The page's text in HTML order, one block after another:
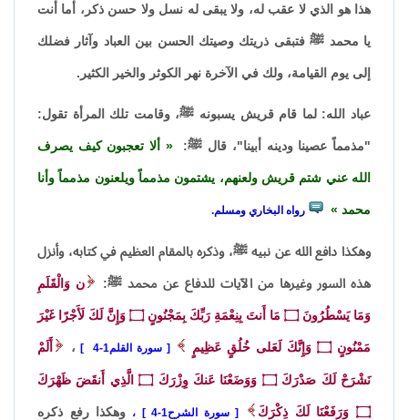
هذا هو الذي لا عقب له، ولا يبقى له نسل ولا حسن ذكر، أما أنت
يا محمد ﷺ فتبقى ذريتك وصيتك الحسن بين العباد وآثار فضلك
إلى يوم القيامة، ولك في الآخرة نهر الكوثر والخير الكثير.
عباد الله: لما قام قريش يسبونه ﷺ، وقامت تلك المرأة تقول:
"مذمماً عصينا ودينه أبينا"، قال ﷺ: ألا تعجبون كيف يصرف
الله عني شتم قريش ولعنهم، يشتمون مذمماً ويلعنون مذمماً وأنا
محمد رواه البخاري ومسلم.
وهكذا دافع الله عن نبيه ﷺ، وذكره بالمقام العظيم في كتابه، وأنزل
هذه السور وغيرها من الآيات للدفاع عن محمد ﷺ: ن وَالْقَلَمِ
وَمَا يَسْطُرُونَ ۝ مَا أَنتَ بِنِعْمَةِ رَبِّكَ بِمَجْنُونٍ ۝ وَإِنَّ لَكَ لَأَجْرًا غَيْرَ
مَمْنُونٍ ۝ وَإِنَّكَ لَعَلى خُلُقٍ عَظِيمٍ سورة القلم1-4 ، أَلَمْ
نَشْرَحْ لَكَ صَدْرَكَ ۝ وَوَضَعْنَا عَنكَ وِزْرَكَ ۝ الَّذِي أَنقَضَ ظَهْرَكَ
۝ وَرَفَعْنَا لَكَ ذِكْرَكَ سورة الشرح1-4 ، وهكذا رفع ذكره